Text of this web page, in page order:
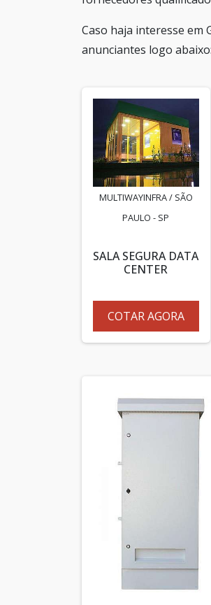
Caso haja interesse em
anunciantes logo abaixo:
MULTIWAYINFRA / SÃO
PAULO - SP
SALA SEGURA DATA
CENTER
COTAR AGORA